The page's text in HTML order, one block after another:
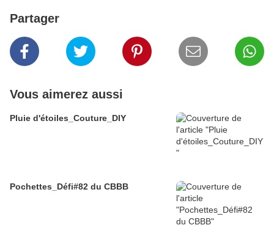
Partager
Vous aimerez aussi
Pluie d'étoiles_Couture_DIY
Pochettes_Défi#82 du CBBB